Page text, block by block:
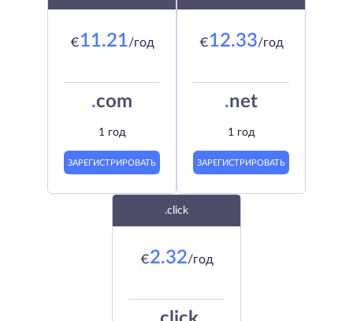
€11.21/год
.com
1 год
ЗАРЕГИСТРИРОВАТЬ
€12.33/год
.net
1 год
ЗАРЕГИСТРИРОВАТЬ
.click
€2.32/год